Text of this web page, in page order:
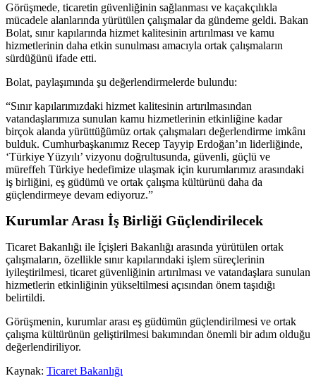
Görüşmede, ticaretin güvenliğinin sağlanması ve kaçakçılıkla
mücadele alanlarında yürütülen çalışmalar da gündeme geldi. Bakan
Bolat, sınır kapılarında hizmet kalitesinin artırılması ve kamu
hizmetlerinin daha etkin sunulması amacıyla ortak çalışmaların
sürdüğünü ifade etti.
Bolat, paylaşımında şu değerlendirmelerde bulundu:
“Sınır kapılarımızdaki hizmet kalitesinin artırılmasından
vatandaşlarımıza sunulan kamu hizmetlerinin etkinliğine kadar
birçok alanda yürüttüğümüz ortak çalışmaları değerlendirme imkânı
bulduk. Cumhurbaşkanımız Recep Tayyip Erdoğan’ın liderliğinde,
‘Türkiye Yüzyılı’ vizyonu doğrultusunda, güvenli, güçlü ve
müreffeh Türkiye hedefimize ulaşmak için kurumlarımız arasındaki
iş birliğini, eş güdümü ve ortak çalışma kültürünü daha da
güçlendirmeye devam ediyoruz.”
Kurumlar Arası İş Birliği Güçlendirilecek
Ticaret Bakanlığı ile İçişleri Bakanlığı arasında yürütülen ortak
çalışmaların, özellikle sınır kapılarındaki işlem süreçlerinin
iyileştirilmesi, ticaret güvenliğinin artırılması ve vatandaşlara sunulan
hizmetlerin etkinliğinin yükseltilmesi açısından önem taşıdığı
belirtildi.
Görüşmenin, kurumlar arası eş güdümün güçlendirilmesi ve ortak
çalışma kültürünün geliştirilmesi bakımından önemli bir adım olduğu
değerlendiriliyor.
Kaynak: Ticaret Bakanlığı